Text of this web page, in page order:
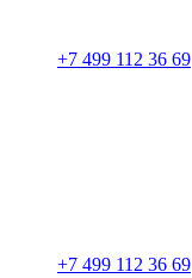
+7 499 112 36 69
+7 499 112 36 69